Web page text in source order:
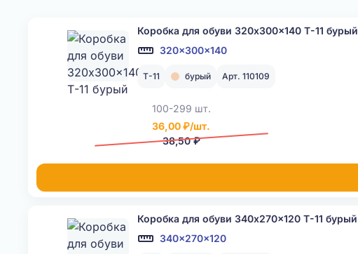
Коробка для обуви 320x300x140 Т-11 бурый
320x300x140
Т-11 бурый Арт. 110109
100-299 шт.
36,00 ₽/шт.
38,50 ₽
Коробка для обуви 340x270x120 Т-11 бурый
340x270x120